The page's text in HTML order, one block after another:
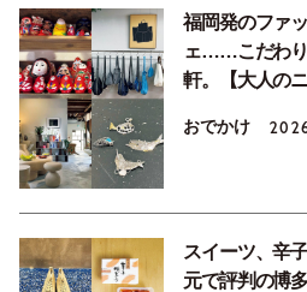
福岡発のファ
ェ……こだわり
軒。【大人の
おでかけ
スイーツ、辛
元で評判の博